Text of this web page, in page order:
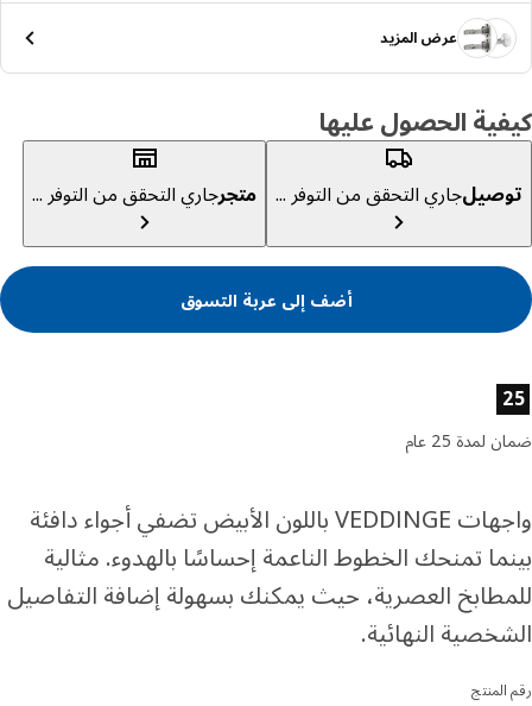
عرض المزيد
الحصول عليها
جاري التحقق من التوفر ... متجرجاري التحقق من التوفر ...
أضف إلى عربة التسوق
المنتج
25 عام
واجهات VEDDINGE باللون الأبيض تضفي أجواء دافئة
تمنحك الخطوط الناعمة إحساسًا بالهدوء. مثالية
العصرية، حيث يمكنك بسهولة إضافة التفاصيل
النهائية.